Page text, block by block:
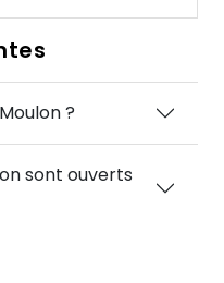
?
sont ouverts